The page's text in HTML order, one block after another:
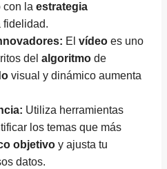
con la estrategia
fidelidad.
El vídeo es uno
del algoritmo de
visual y dinámico aumenta
Utiliza herramientas
los temas que más
objetivo y ajusta tu
datos.